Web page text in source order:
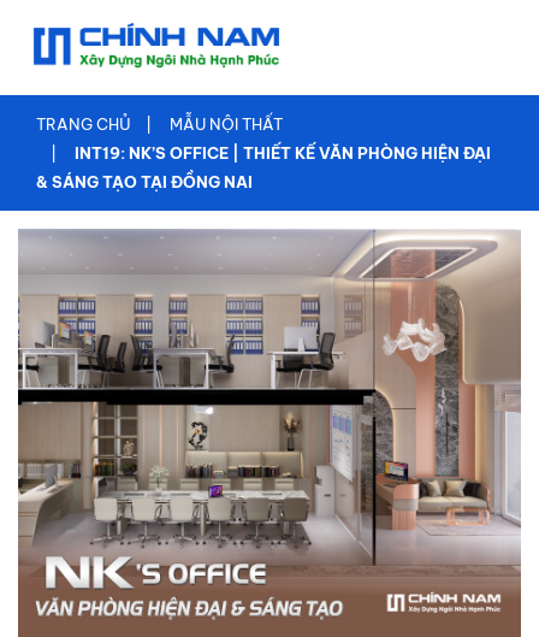
TRANG
CHỦ
GIỚI
THIỆU
XÂY
GÓI
TƯ
VẤN
THIẾT
KẾ
CÔNG
XÂY
DỰNG
Xây
Dựng
Phần
TRANG CHỦ
MẪU NỘI THẤT
INT19: NK’S OFFICE | THIẾT KẾ VĂN PHÒNG HIỆN ĐẠI
& SÁNG TẠO TẠI ĐỒNG NAI